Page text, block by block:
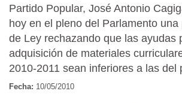
Partido Popular, José Antonio
hoy en el pleno del Parlamento
de Ley rechazando que las ayudas
adquisición de materiales
2010-2011 sean inferiores a las del
Fecha: 10/05/2010